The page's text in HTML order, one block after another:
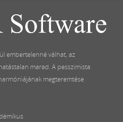
embertelenné válhat, az
marad. A pesszimista
megteremtése